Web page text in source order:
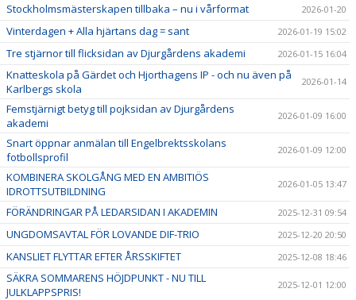
Stockholmsmästerskapen tillbaka – nu i vårformat 2026-01-20
Vinterdagen + Alla hjärtans dag = sant 2026-01-19 15:02
Tre stjärnor till flicksidan av Djurgårdens akademi 2026-01-15 16:04
Knatteskola på Gärdet och Hjorthagens IP - och nu även på
Karlbergs skola
2026-01-14
Femstjärnigt betyg till pojksidan av Djurgårdens
akademi
2026-01-09 16:00
Snart öppnar anmälan till Engelbrektsskolans
fotbollsprofil
2026-01-09 12:00
KOMBINERA SKOLGÅNG MED EN AMBITIÖS
IDROTTSUTBILDNING
2026-01-05 13:47
FÖRÄNDRINGAR PÅ LEDARSIDAN I AKADEMIN 2025-12-31 09:54
UNGDOMSAVTAL FÖR LOVANDE DIF-TRIO 2025-12-20 20:50
KANSLIET FLYTTAR EFTER ÅRSSKIFTET 2025-12-08 18:46
SÄKRA SOMMARENS HÖJDPUNKT - NU TILL
JULKLAPPSPRIS!
2025-12-01 12:00